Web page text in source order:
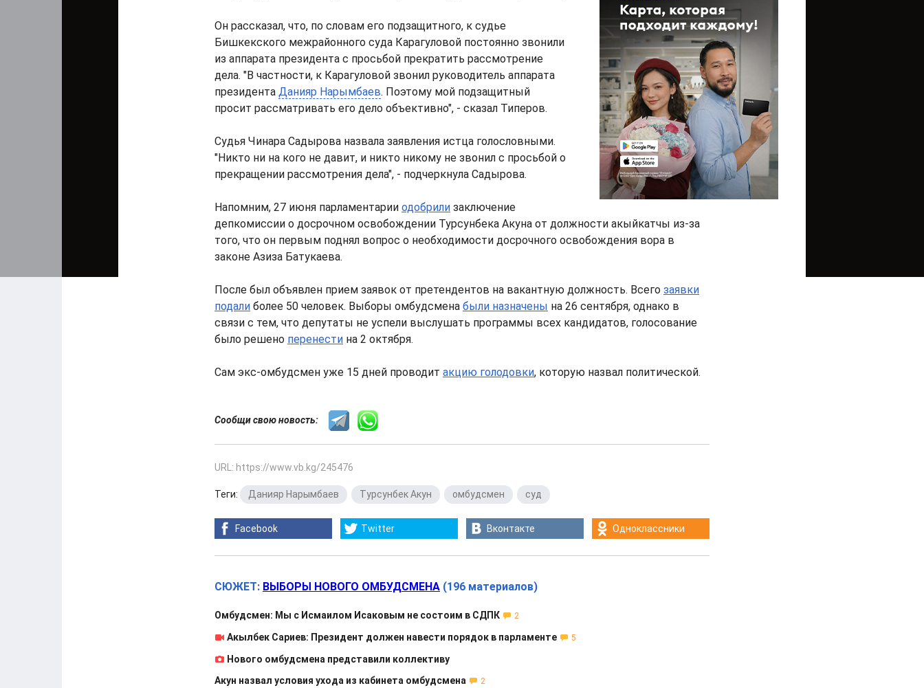
Он рассказал, что, по словам его подзащитного, к судье
Бишкекского межрайонного суда Карагуловой постоянно звонили
из аппарата президента с просьбой прекратить рассмотрение
дела. "В частности, к Карагуловой звонил руководитель аппарата
президента Данияр Нарымбаев. Поэтому мой подзащитный
просит рассматривать его дело объективно", - сказал Типеров.
Судья Чинара Садырова назвала заявления истца голословными.
"Никто ни на кого не давит, и никто никому не звонил с просьбой о
прекращении рассмотрения дела", - подчеркнула Садырова.
Напомним, 27 июня парламентарии одобрили заключение
депкомиссии о досрочном освобождении Турсунбека Акуна от должности акыйкатчы из-за
того, что он первым поднял вопрос о необходимости досрочного освобождения вора в
законе Азиза Батукаева.
После был объявлен прием заявок от претендентов на вакантную должность. Всего заявки
подали более 50 человек. Выборы омбудсмена были назначены на 26 сентября, однако в
связи с тем, что депутаты не успели выслушать программы всех кандидатов, голосование
было решено перенести на 2 октября.
Сам экс-омбудсмен уже 15 дней проводит акцию голодовки, которую назвал политической.
Сообщи свою новость:
URL: https://www.vb.kg/245476
Теги: Данияр Нарымбаев Турсунбек Акун омбудсмен суд
Facebook Twitter Вконтакте Одноклассники
СЮЖЕТ: ВЫБОРЫ НОВОГО ОМБУДСМЕНА (196 материалов)
Омбудсмен: Мы с Исмаилом Исаковым не состоим в СДПК 2
Акылбек Сариев: Президент должен навести порядок в парламенте 5
Нового омбудсмена представили коллективу
Акун назвал условия ухода из кабинета омбудсмена
2